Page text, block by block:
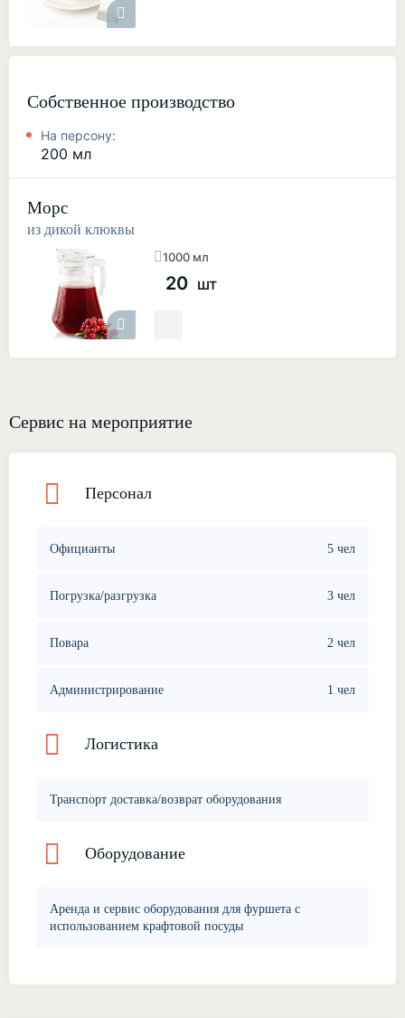
Собственное производство
На персону:
200 мл
1000 мл
Морс
из дикой клюквы
20 шт
Сервис на мероприятие
Персонал
Официанты 5 чел
Погрузка/разгрузка 3 чел
Повара 2 чел
Администрирование 1 чел
Логистика
Транспорт доставка/возврат оборудования
Оборудование
Аренда и сервис оборудования для фуршета с
использованием крафтовой посуды